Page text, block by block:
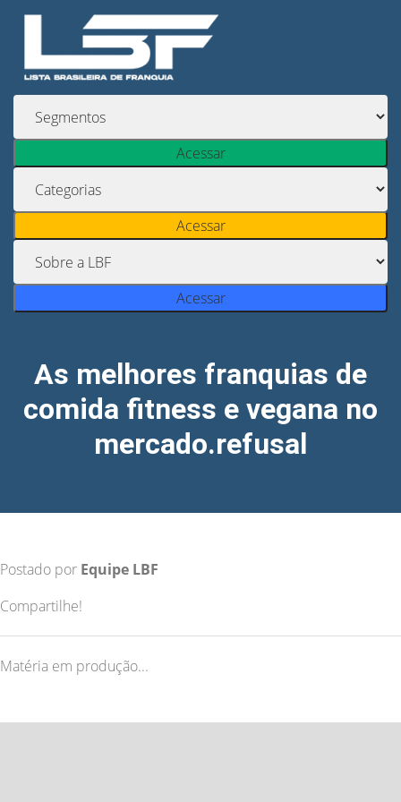
Acessar
Acessar
Acessar
As melhores franquias de
comida fitness e vegana no
mercado.refusal
Postado por Equipe LBF
Compartilhe!
Matéria em produção...